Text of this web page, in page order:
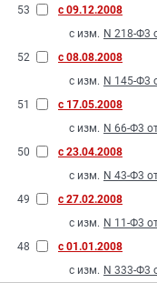
53
с 09.12.2008
с изм. N 218-Ф3
52
с 08.08.2008
с изм. N 145-Ф3
51
с 17.05.2008
с изм. N 66-Ф3
50
с 23.04.2008
с изм. N 43-Ф3
49
с 27.02.2008
с изм. N 11-Ф3
48
с 01.01.2008
с изм. N 333-Ф3